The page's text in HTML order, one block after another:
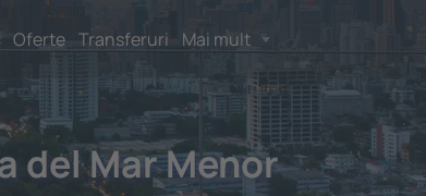
Oferte Transferuri Mai mult
del Mar Menor